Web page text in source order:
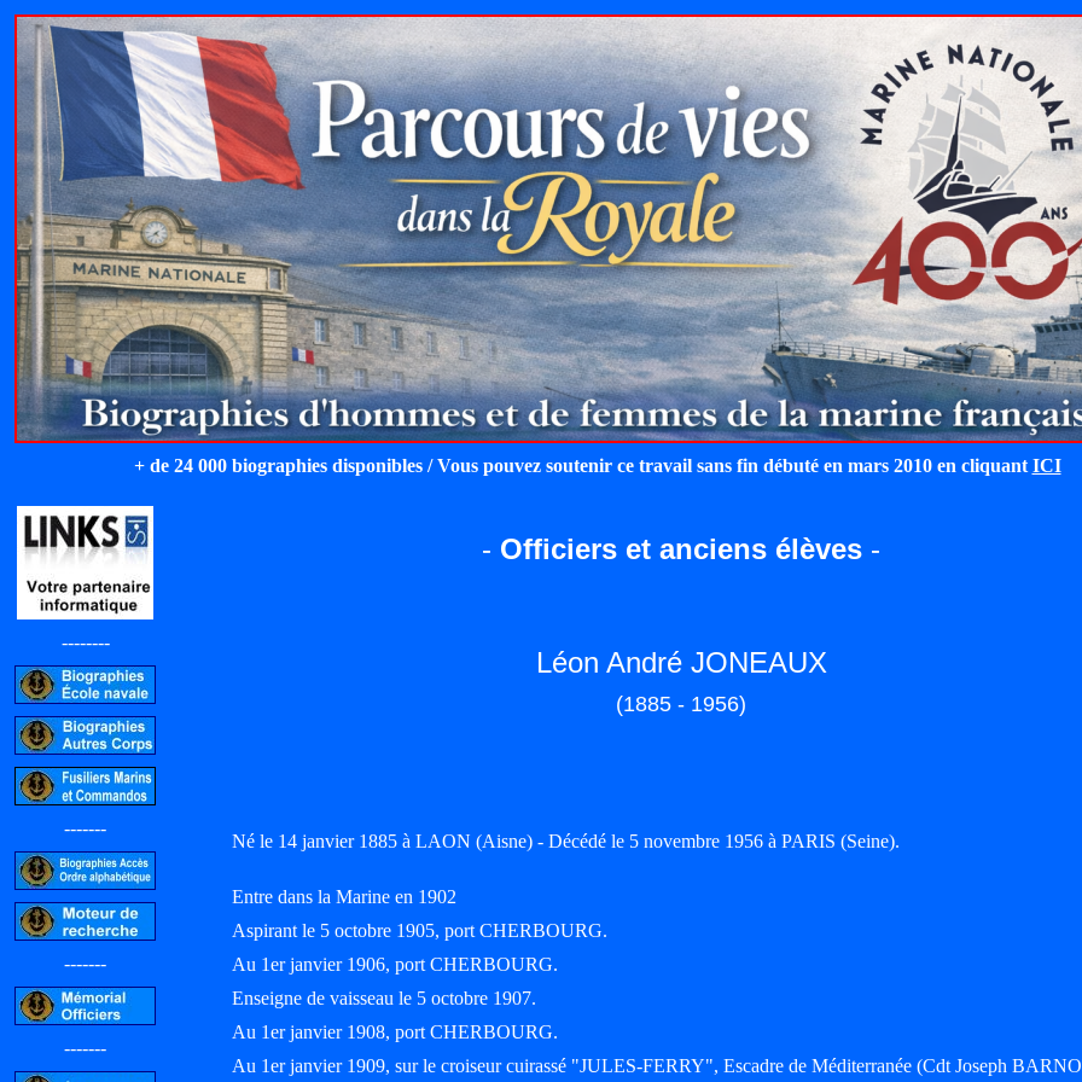
+ de 24 000 biographies disponibles / Vous pouvez soutenir ce travail sans fin débuté en mars 2010 en cliquant ICI
--------
-------
-------
-------
- Officiers et anciens élèves -
Léon André JONEAUX
(1885 - 1956)
Né le 14 janvier 1885 à LAON (Aisne) - Décédé le 5 novembre 1956 à PARIS (Seine).
Entre dans la Marine en 1902
Aspirant le 5 octobre 1905, port CHERBOURG.
Au 1er janvier 1906, port CHERBOURG.
Enseigne de vaisseau le 5 octobre 1907.
Au 1er janvier 1908, port CHERBOURG.
Au 1er janvier 1909, sur le croiseur cuirassé "JULES-FERRY", Escadre de Méditerranée (Cdt Joseph